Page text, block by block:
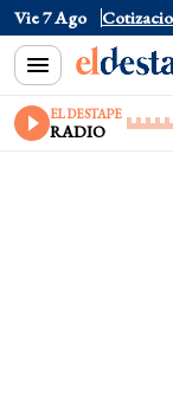
Vie 7 Ago
Oficial $1520
EL DESTAPE
RADIO